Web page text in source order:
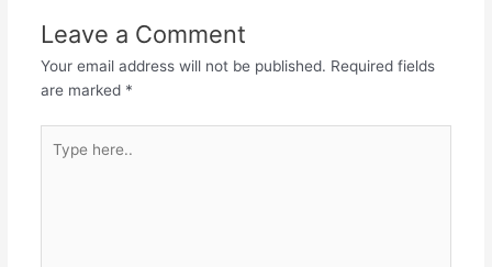
Leave a Comment
Your email address will not be published. Required fields
are marked *
here..